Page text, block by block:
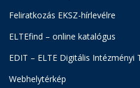
Feliratkozás EKSZ-hírlevélre
ELTEfind – online katalógus
EDIT – ELTE Digitális Intézményi
Webhelytérkép